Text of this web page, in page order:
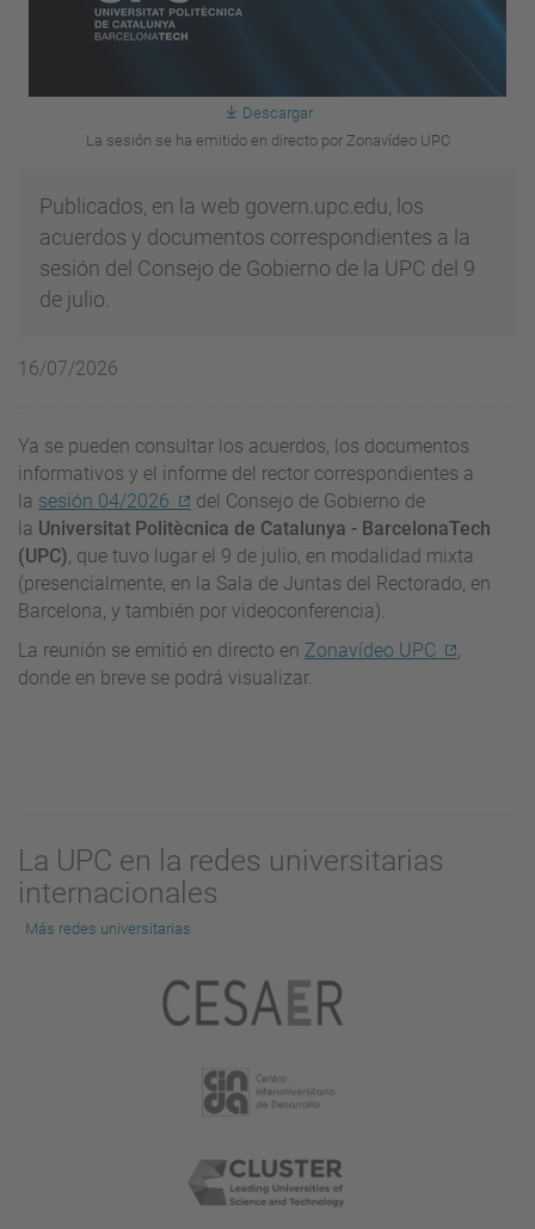
Descargar
La sesión se ha emitido en directo por Zonavídeo UPC
Publicados, en la web govern.upc.edu, los
acuerdos y documentos correspondientes a la
sesión del Consejo de Gobierno de la UPC del 9
de julio.
16/07/2026
Ya se pueden consultar los acuerdos, los documentos
informativos y el informe del rector correspondientes a
la sesión 04/2026
del Consejo de Gobierno de
la Universitat Politècnica de Catalunya - BarcelonaTech
(UPC), que tuvo lugar el 9 de julio, en modalidad mixta
(presencialmente, en la Sala de Juntas del Rectorado, en
Barcelona, y también por videoconferencia).
La reunión se emitió en directo en Zonavídeo UPC
,
donde en breve se podrá visualizar.
La UPC en la redes universitarias
internacionales
Más redes universitarias